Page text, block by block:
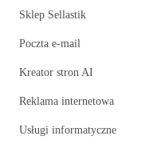
Sklep Sellastik
Poczta e-mail
Kreator stron AI
Reklama internetowa
Usługi informatyczne